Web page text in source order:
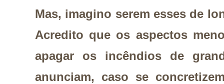
Mas, imagino serem esses de
Acredito que os aspectos
apagar os incêndios de
anunciam, caso se